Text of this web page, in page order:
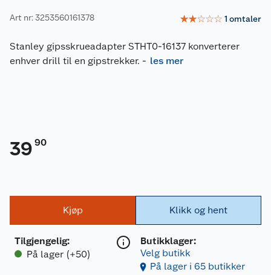
Art nr: 3253560161378 ☆☆☆☆☆ 1 omtaler
Stanley gipsskrueadapter STHT0-16137 konverterer
enhver drill til en gipstrekker. - les mer
39 90
Kjøp
Tilgjengelig:
På lager (+50)
Klikk og hent
Butikklager:
Velg butikk
På lager i 65 butikker